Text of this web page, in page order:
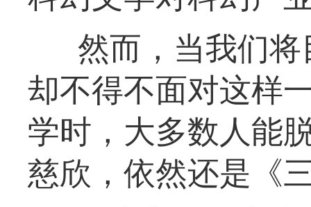
然而，当我们
却不得不面对这样
学时，大多数人能
慈欣，依然还是《